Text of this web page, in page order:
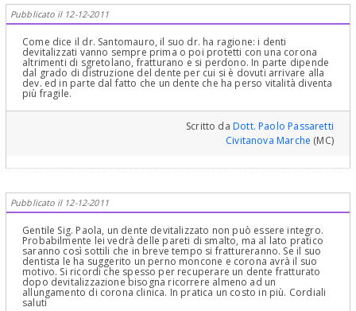
Pubblicato il 12-12-2011
Come dice il dr. Santomauro, il suo dr. ha ragione: i denti
devitalizzati vanno sempre prima o poi protetti con una corona
altrimenti di sgretolano, fratturano e si perdono. In parte dipende
dal grado di distruzione del dente per cui si è dovuti arrivare alla
dev. ed in parte dal fatto che un dente che ha perso vitalità diventa
più fragile.
Scritto daDott. Paolo Passaretti
Civitanova Marche (MC)
Pubblicato il 12-12-2011
Gentile Sig. Paola, un dente devitalizzato non può essere integro.
Probabilmente lei vedrà delle pareti di smalto, ma al lato pratico
saranno così sottili che in breve tempo si frattureranno. Se il suo
dentista le ha suggerito un perno moncone e corona avrà il suo
motivo. Si ricordi che spesso per recuperare un dente fratturato
dopo devitalizzazione bisogna ricorrere almeno ad un
allungamento di corona clinica. In pratica un costo in più. Cordiali
saluti